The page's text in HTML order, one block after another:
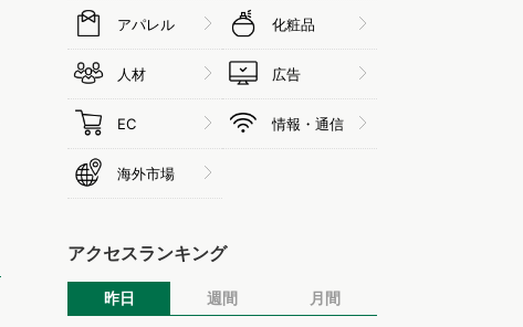
アパレル 化粧品
人材 広告
EC 情報・通信
海外市場
アクセスランキング
昨日 週間 月間